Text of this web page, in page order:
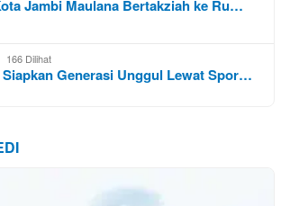
Jambi Maulana Bertakziah ke Ru…
166 Dilihat
Generasi Unggul Lewat Spor…